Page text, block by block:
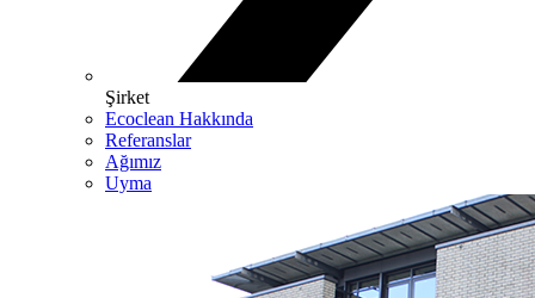
Şirket
Ecoclean Hakkında
Referanslar
Ağımız
Uyma